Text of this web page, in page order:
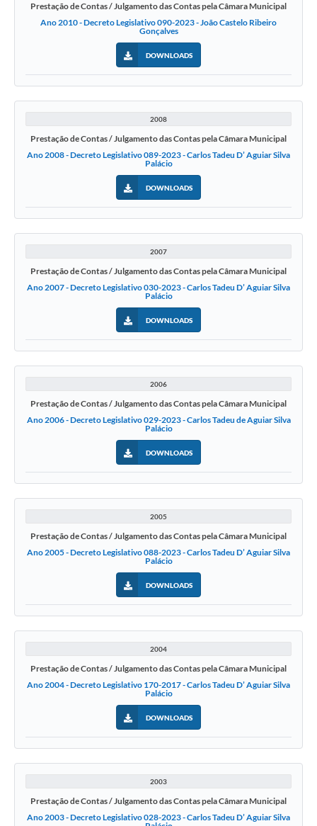
Prestação de Contas / Julgamento das Contas pela Câmara Municipal
Ano 2010 - Decreto Legislativo 090-2023 - João Castelo Ribeiro
Gonçalves
DOWNLOADS
2008
Prestação de Contas / Julgamento das Contas pela Câmara Municipal
Ano 2008 - Decreto Legislativo 089-2023 - Carlos Tadeu D’ Aguiar Silva
Palácio
DOWNLOADS
2007
Prestação de Contas / Julgamento das Contas pela Câmara Municipal
Ano 2007 - Decreto Legislativo 030-2023 - Carlos Tadeu D’ Aguiar Silva
Palácio
DOWNLOADS
2006
Prestação de Contas / Julgamento das Contas pela Câmara Municipal
Ano 2006 - Decreto Legislativo 029-2023 - Carlos Tadeu de Aguiar Silva
Palácio
DOWNLOADS
2005
Prestação de Contas / Julgamento das Contas pela Câmara Municipal
Ano 2005 - Decreto Legislativo 088-2023 - Carlos Tadeu D’ Aguiar Silva
Palácio
DOWNLOADS
2004
Prestação de Contas / Julgamento das Contas pela Câmara Municipal
Ano 2004 - Decreto Legislativo 170-2017 - Carlos Tadeu D’ Aguiar Silva
Palácio
DOWNLOADS
2003
Prestação de Contas / Julgamento das Contas pela Câmara Municipal
Ano 2003 - Decreto Legislativo 028-2023 - Carlos Tadeu D’ Aguiar Silva